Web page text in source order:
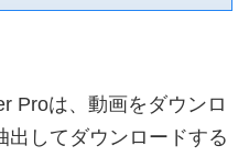
Proは、動画をダウンロ
出してダウンロードする